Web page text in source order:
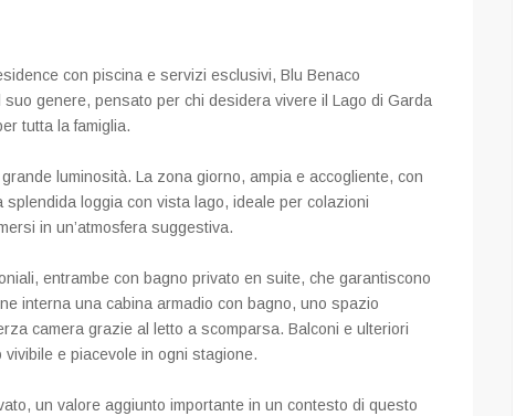
con piscina e servizi esclusivi, Blu Benaco
genere, pensato per chi desidera vivere il Lago di Garda
tutta la famiglia.
luminosità. La zona giorno, ampia e accogliente, con
loggia con vista lago, ideale per colazioni
in un’atmosfera suggestiva.
entrambe con bagno privato en suite, che garantiscono
interna una cabina armadio con bagno, uno spazio
camera grazie al letto a scomparsa. Balconi e ulteriori
e piacevole in ogni stagione.
un valore aggiunto importante in un contesto di questo